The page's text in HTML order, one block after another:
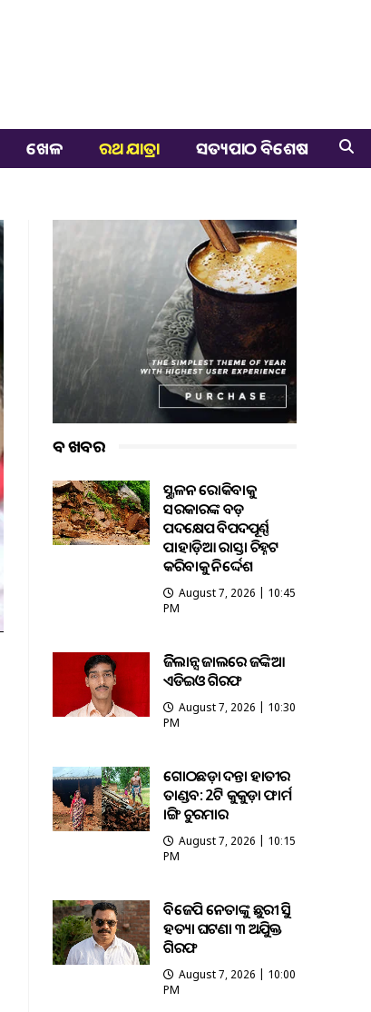
ଖେଳ ରଥ ଯାତ୍ରା ସତ୍ୟପାଠ ବିଶେଷ
ବଡ ଖବର
ଭୂସ୍ଖଳନ ରୋକିବାକୁ
ସରକାରଙ୍କ ବଡ଼
ପଦକ୍ଷେପ ବିପଦପୂର୍ଣ୍ଣ
ପାହାଡ଼ିଆ ରାସ୍ତା ଚିହ୍ନଟ
କରିବାକୁ ନିର୍ଦ୍ଦେଶ
August 7, 2026 | 10:45
PM
ଭିଜିଲାନ୍ସ ଜାଲରେ ଜଙ୍କିଆ
ଏଡିଇଓ ଗିରଫ
August 7, 2026 | 10:30
PM
ଗୋଠଛଡ଼ା ଦନ୍ତା ହାତୀର
ତାଣ୍ଡବ: 2ଟି କୁକୁଡ଼ା ଫାର୍ମ
ଭାଙ୍ଗି ଚୁରମାର
August 7, 2026 | 10:15
PM
ବିଜେପି ନେତାଙ୍କୁ ଛୁରୀ ଭୁସି
ହତ୍ୟା ଘଟଣା ୩ ଅଭିଯୁକ୍ତ
ଗିରଫ
August 7, 2026 | 10:00
PM